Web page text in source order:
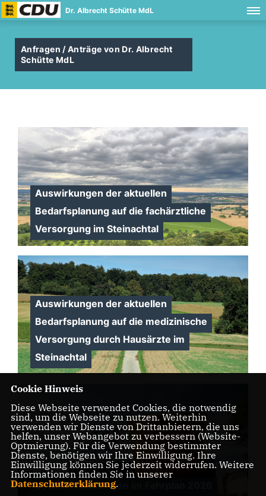
Dr. Albrecht Schütte MdL
Anfragen / Anträge von Dr. Albrecht
Schütte MdL
Auswirkungen der aktuellen
Bedarfsplanung auf die fachärztliche
Versorgung im Steinachtal
Auswirkungen der aktuellen
Bedarfsplanung auf die medizinische
Versorgung durch Hausärzte im
Steinachtal
Direktverbindungen im Fahrplan 2026
Cookie Hinweis
Diese Webseite verwendet Cookies, die notwendig
sind, um die Webseite zu nutzen. Weiterhin
verwenden wir Dienste von Drittanbietern, die uns
helfen, unser Webangebot zu verbessern (Website-
Optmierung). Für die Verwendung bestimmter
Dienste, benötigen wir Ihre Einwilligung. Ihre
Einwilligung können Sie jederzeit widerrufen. Weitere
Informationen finden Sie in unserer
Datenschutzerklärung.